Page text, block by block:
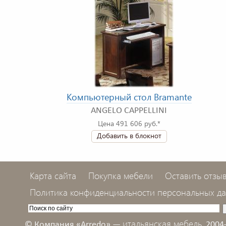
Компьютерный стол Bramante
ANGELO CAPPELLINI
Цена 491 606 руб.*
Добавить в блокнот
Карта сайта Покупка мебели
Оставить отзыв
Политика конфиденциальности персональных